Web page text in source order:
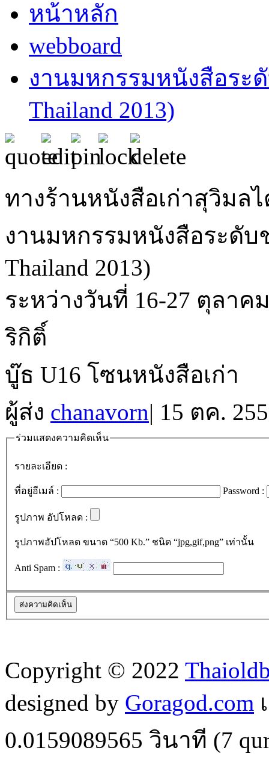
หน้าหลัก
webboard
งานมหกรรมหนังสือระ
Thailand 2013)
ทางร้านหนังสือเก่าสุวิมล
งานมหกรรมหนังสือระดับ
Thailand 2013)
ระหว่างวันที่ 16-27 ตุลา
ริกิติ์
บู๊ธ U16 โซนหนังสือเก่า
ผู้ส่ง chanavorn| 15 ตค.
ร่วมแสดงความคิดเห็น
รายละเอียด :
ที่อยู่อีเมล์ : Password :
รูปภาพ อัปโหลด :
รูปภาพอัปโหลด ขนาด “500 Kb.” ชนิด “jpg,gif,png” เท่านั้น
Anti Spam :
Copyright © 2022
designed by Goragod.com
0.0159089565 วินาที (7